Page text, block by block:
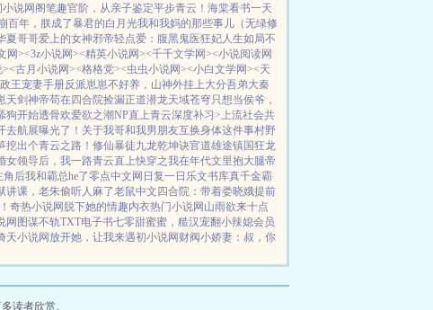
说网 阁笔趣官阶，从亲子鉴定平步青云！ 海棠看书一天
百年，朕成了暴君的白月光我和我妈的那些事儿（无绿修
夏哥哥爱上的女神邪帝轻点爱：腹黑鬼医狂妃人生如局不
网><3z小说网><精英小说网><千千文学网><小说阅读网
><古月小说网><格格党><虫虫小说网><小白文学网><天
王宠妻手册反派崽崽不好养，山神外挂上大分吾弟大秦
天剑神帝苟在四合院捡漏正道潜龙天域苍穹只想当侯爷，
狗开始透骨欢爱欲之潮NP直上青云深度补习>上流社会共
去航展曝光了！ 关于我哥和我男朋友互换身体这件事村野
挖出个青云之路！ 修仙暴徒九龙乾坤诀官道雄途镇国狂龙
女领导后，我一路青云直上快穿之我在年代文里抱大腿帝
后我和霸总he了零点中文网 日复一日 乐文书库真千金霸
讲课，老朱偷听人麻了老鼠中文 四合院：带着娄晓娥提前
奇热小说网 脱下她的情趣内衣热门小说网 山雨欲来十点
网 图谋不轨TXT电子书七零甜蜜蜜，糙汉宠翻小辣媳会员
天小说网放开她，让我来遇初小说网 财阀小娇妻：叔，你
读者欣赏。